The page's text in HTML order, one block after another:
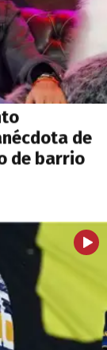
de
de barrio